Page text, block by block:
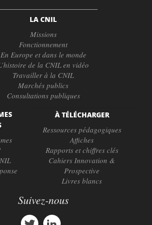
LA CNIL
Missions
Fonctionnement
En Europe et dans le monde
de la CNIL en vidéo
Travailler à la CNIL
Marchés publics
Consultations publiques
À TÉLÉCHARGER
Ressources pédagogiques
Affiches
Rapports et chiffres clés
Cahiers Innovation &
Prospective
Livres blancs
Suivez-nous